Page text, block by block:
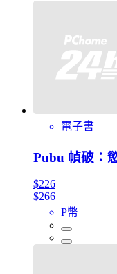
電子書
Pubu 幀破：
$226
$266
P幣